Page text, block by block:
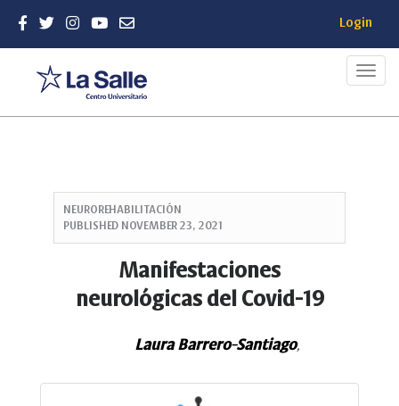
Navigation
Login
NEUROREHABILITACIÓN
PUBLISHED NOVEMBER 23, 2021
Manifestaciones
neurológicas del Covid-19
Laura Barrero-Santiago,